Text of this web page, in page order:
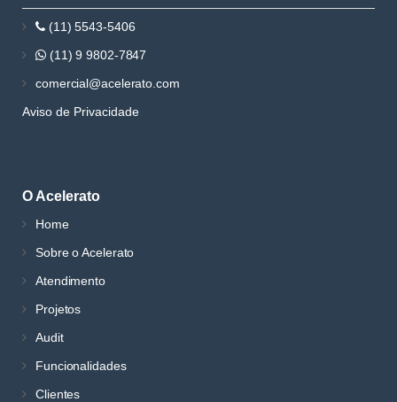
(11) 5543-5406
(11) 9 9802-7847
comercial@acelerato.com
Aviso de Privacidade
O Acelerato
Home
Sobre o Acelerato
Atendimento
Projetos
Audit
Funcionalidades
Clientes